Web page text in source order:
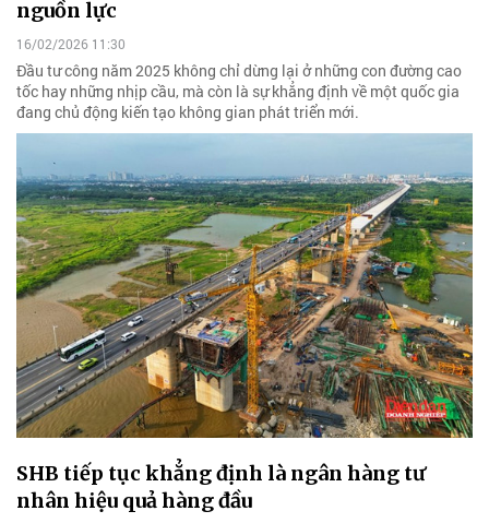
nguồn lực
16/02/2026 11:30
Đầu tư công năm 2025 không chỉ dừng lại ở những con đường cao
tốc hay những nhịp cầu, mà còn là sự khẳng định về một quốc gia
đang chủ động kiến tạo không gian phát triển mới.
SHB tiếp tục khẳng định là ngân hàng tư
nhân hiệu quả hàng đầu